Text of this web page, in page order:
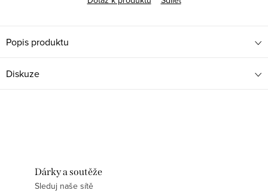
Popis produktu
Diskuze
Dárky a soutěže
Sleduj naše sítě